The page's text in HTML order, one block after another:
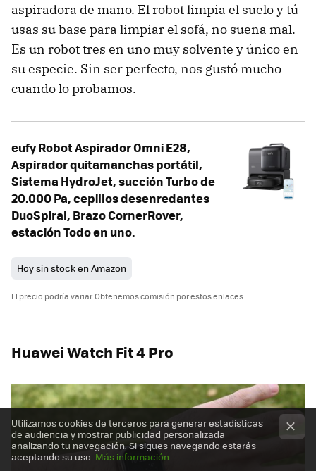
aspiradora de mano. El robot limpia el suelo y tú
usas su base para limpiar el sofá, no suena mal.
Es un robot tres en uno muy solvente y único en
su especie. Sin ser perfecto, nos gustó mucho
cuando lo probamos.
eufy Robot Aspirador Omni E28,
Aspirador quitamanchas portátil,
Sistema HydroJet, succión Turbo de
20.000 Pa, cepillos desenredantes
DuoSpiral, Brazo CornerRover,
estación Todo en uno.
Hoy sin stock en Amazon
El precio podría variar. Obtenemos comisión por estos enlaces
Huawei Watch Fit 4 Pro
Utilizamos cookies de terceros para generar estadísticas
de audiencia y mostrar publicidad personalizada
analizando tu navegación. Si sigues navegando estarás
aceptando su uso. Más información